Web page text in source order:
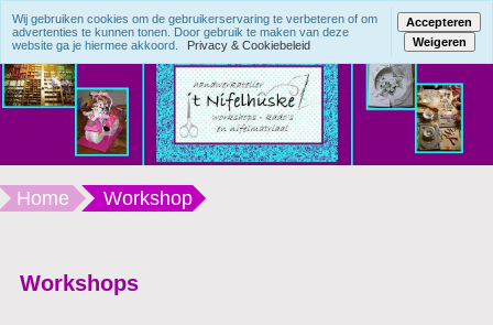
Home Workshop
Workshops
Wij gebruiken cookies om de gebruikerservaring te verbeteren of om
advertenties te kunnen tonen. Door gebruik te maken van deze
website ga je hiermee akkoord.
Privacy & Cookiebeleid
Accepteren
Weigeren